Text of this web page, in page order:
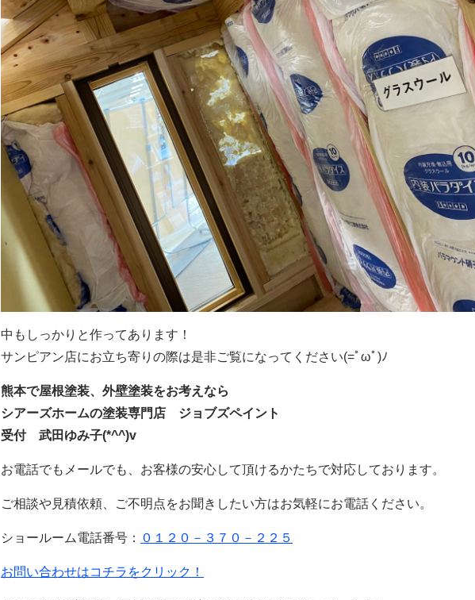
中もしっかりと作ってあります！
サンピアン店にお立ち寄りの際は是非ご覧になってください(=ﾟωﾟ)ﾉ
熊本で屋根塗装、外壁塗装をお考えなら
シアーズホームの塗装専門店 ジョブズペイント
受付 武田ゆみ子(*^^)v
お電話でもメールでも、お客様の安心して頂けるかたちで対応しております。
ご相談や見積依頼、ご不明点をお聞きしたい方はお気軽にお電話ください。
ショールーム電話番号： ０１２０－３７０－２２５
お問い合わせはコチラをクリック！